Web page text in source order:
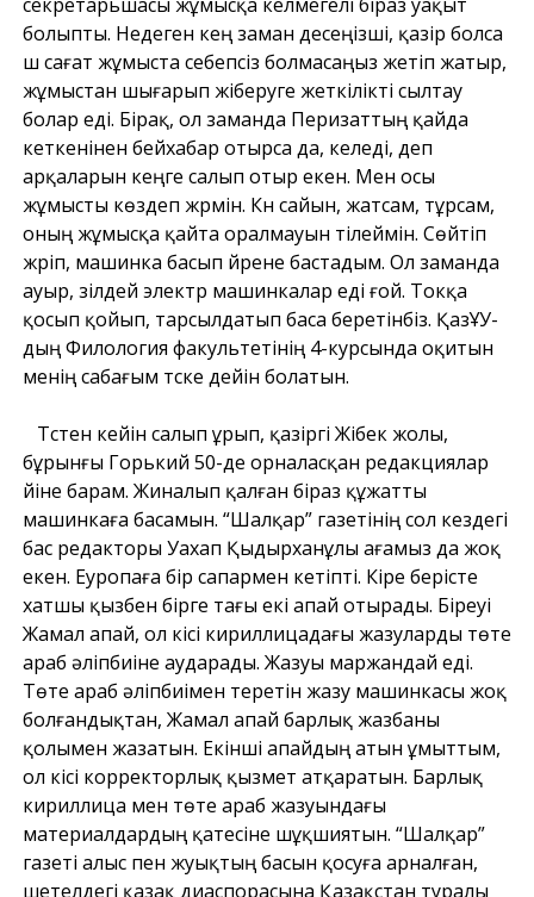
болыпты. Недеген кең заман десеңізші, қазір болса
үш сағат жұмыста себепсіз болмасаңыз жетіп жатыр,
жұмыстан шығарып жіберуге жеткілікті сылтау
болар еді. Бірақ, ол заманда Перизаттың қайда
кеткенінен бейхабар отырса да, келеді, деп
арқаларын кеңге салып отыр екен. Мен осы
жұмысты көздеп жүрмін. Күн сайын, жатсам, тұрсам,
оның жұмысқа қайта оралмауын тілеймін. Сөйтіп
жүріп, машинка басып үйрене бастадым. Ол заманда
ауыр, зілдей электр машинкалар еді ғой. Токқа
қосып қойып, тарсылдатып баса беретінбіз. ҚазҰУ-
дың Филология факультетінің 4-курсында оқитын
менің сабағым түске дейін болатын.
Түстен кейін салып ұрып, қазіргі Жібек жолы,
бұрынғы Горький 50-де орналасқан редакциялар
үйіне барам. Жиналып қалған біраз құжатты
машинкаға басамын. “Шалқар” газетінің сол кездегі
бас редакторы Уахап Қыдырханұлы ағамыз да жоқ
екен. Еуропаға бір сапармен кетіпті. Кіре берісте
хатшы қызбен бірге тағы екі апай отырады. Біреуі
Жамал апай, ол кісі кириллицадағы жазуларды төте
араб әліпбиіне аударады. Жазуы маржандай еді.
Төте араб әліпбиімен теретін жазу машинкасы жоқ
болғандықтан, Жамал апай барлық жазбаны
қолымен жазатын. Екінші апайдың атын ұмыттым,
ол кісі корректорлық қызмет атқаратын. Барлық
кириллица мен төте араб жазуындағы
материалдардың қатесіне шұқшиятын. “Шалқар”
газеті алыс пен жуықтың басын қосуға арналған,
шетелдегі қазақ диаспорасына Қазақстан туралы